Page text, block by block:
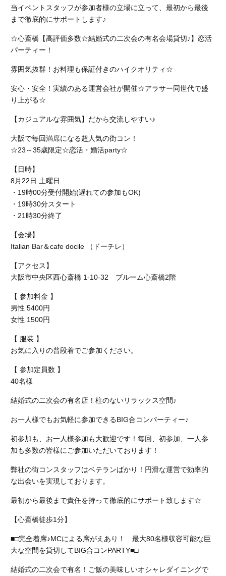
当イベントスタッフが参加者様の立場に立って、最初から最後
まで徹底的にサポートします♪
☆心斎橋【高評価多数☆結婚式の二次会の有名会場貸切♪】恋活
パーティー！
雰囲気抜群！お料理も保証付きのハイクオリティ☆
安心・安全！実績のある運営会社が開催☆アラサー同世代で盛
り上がる☆
【カジュアルな雰囲気】だから交流しやすい♪
大阪で毎回満席になる超人気の街コン！
☆23～35歳限定☆恋活・婚活party☆
【日時】
8月22日 土曜日
・19時00分受付開始(遅れての参加もOK)
・19時30分スタート
・21時30分終了
【会場】
Italian Bar＆cafe docile （ドーチレ）
【アクセス】
大阪市中央区西心斎橋 1-10-32 ブルーム心斎橋2階
【 参加料金 】
男性 5400円
女性 1500円
【 服装 】
お気に入りの普段着でご参加ください。
【 参加定員数 】
40名様
結婚式の二次会の有名店！柱のないリラックス空間♪
お一人様でもお気軽に参加できるBIG合コンパーティー♪
初参加も、お一人様参加も大歓迎です！毎回、初参加、一人参
加も多数の皆様にご参加いただいております！
弊社の街コンスタッフはベテランばかり！円滑な運営で効率的
な出会いを実現しております。
最初から最後まで責任を持って徹底的にサポート致します☆
【心斎橋徒歩1分】
■□完全着席♪MCによる席がえあり！ 最大80名様収容可能な巨
大な空間を貸切してBIG合コンPARTY■□
結婚式の二次会で有名！ご飯の美味しいオシャレダイニングで